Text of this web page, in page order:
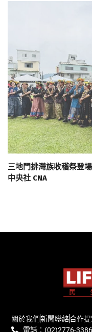
三地門排灣族收穫祭登
中央社 CNA
關於我們新聞聯絡合作
電話：(02)2776-3386